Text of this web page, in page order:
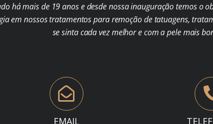
há mais de 19 anos e desde nossa inauguração temos o
em nossos tratamentos para remoção de tatuagens,
se sinta cada vez melhor e com a pele mais
EMAIL